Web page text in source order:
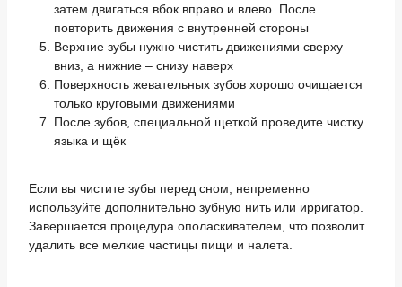
затем двигаться вбок вправо и влево. После
повторить движения с внутренней стороны
Верхние зубы нужно чистить движениями сверху
вниз, а нижние – снизу наверх
Поверхность жевательных зубов хорошо очищается
только круговыми движениями
После зубов, специальной щеткой проведите чистку
языка и щёк
Если вы чистите зубы перед сном, непременно
используйте дополнительно зубную нить или ирригатор.
Завершается процедура ополаскивателем, что позволит
удалить все мелкие частицы пищи и налета.